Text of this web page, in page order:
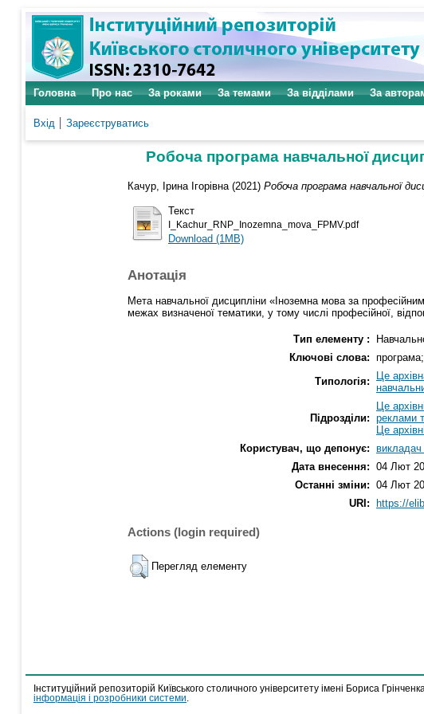
Головна Про нас За роками За темами За відділами За
Вхід Зареєструватись
Робоча програма навчальної
Качур, Ірина Ігорівна (2021) Робоча програма навчальної
Текст
I_Kachur_RNP_Inozemna_mova_FPMV.pdf
Download (1MB)
Анотація
Мета навчальної дисципліни «Іноземна мова за
межах визначеної тематики, у тому числі професійної,
Тип елементу :
Ключові слова:
Типологія:
Це
Підрозділи:
Це
реклами
Це
Користувач, що депонує: викладач
Дата внесення: 04 Лют
Останні зміни: 04 Лют
URI:
https://
Actions (login required)
Перегляд елементу
Інституційний репозиторій Київського столичного університету імені Бориса
інформація і розробники системи